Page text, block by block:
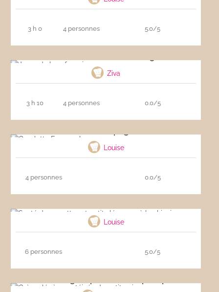
3 h 0 4 personnes 5.0/5
Ziva
3 h 10 4 personnes 0.0/5
Louise
4 personnes 0.0/5
Sauté de crevettes et petits légumes à la
Louise
6 personnes 5.0/5